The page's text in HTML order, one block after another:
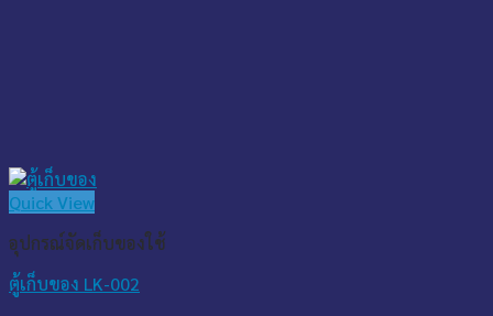
Quick View
อุปกรณ์จัดเก็บของใช้
ตู้เก็บของ LK-002